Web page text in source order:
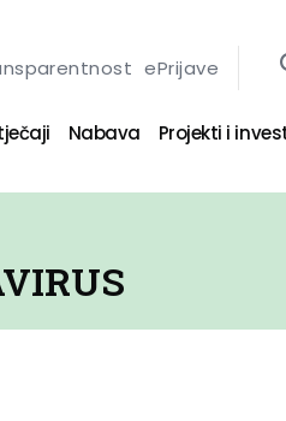
ePrijave
Nabava Projekti i